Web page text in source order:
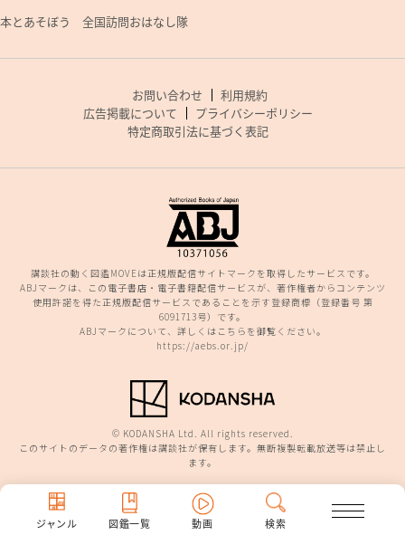
ジャンル 図鑑一覧 動画 検索
本とあそぼう 全国訪問おはなし隊
お問い合わせ
利用規約
広告掲載について
プライバシーポリシー
特定商取引法に基づく表記
講談社の動く図鑑MOVEは正規版配信サイトマークを取得したサービスです。
ABJマークは、この電子書店・電子書籍配信サービスが、著作権者からコンテンツ
使用許諾を得た正規版配信サービスであることを示す登録商標（登録番号 第
6091713号）です。
ABJマークについて、詳しくはこちらを御覧ください。
https://aebs.or.jp/
© KODANSHA Ltd. All rights reserved.
このサイトのデータの著作権は講談社が保有します。無断複製転載放送等は禁止し
ます。